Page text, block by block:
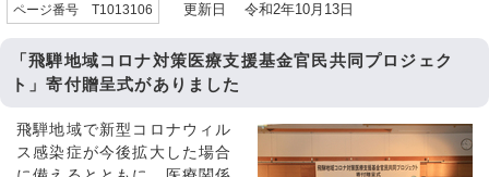
ページ番号 T1013106 更新日 令和2年10月13日
「飛騨地域コロナ対策医療支援基金官民共同プロジェク
ト」寄付贈呈式がありました
飛騨地域で新型コロナウィル
ス感染症が今後拡大した場合